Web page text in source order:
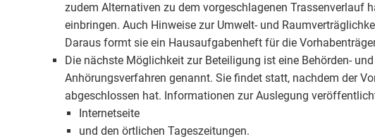
zudem Alternativen zu dem vorgeschlagenen Trassenverlauf
einbringen. Auch Hinweise zur Umwelt- und
Daraus formt sie ein Hausaufgabenheft für die
Die nächste Möglichkeit zur Beteiligung ist eine Behörden-
Anhörungsverfahren genannt. Sie findet statt, nachdem der
abgeschlossen hat. Informationen zur Auslegung
Internetseite
und den örtlichen Tageszeitungen.